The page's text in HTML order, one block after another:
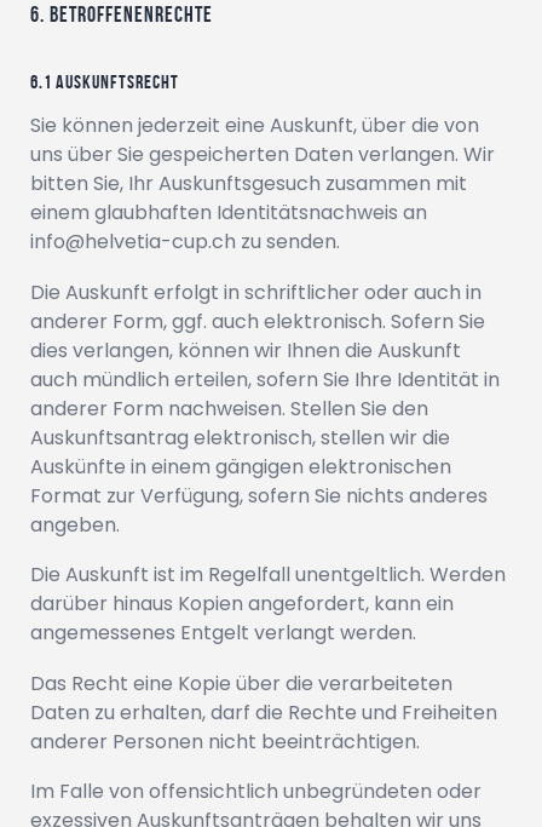
Betroffenenrechte
Auskunftsrecht
Sie können jederzeit eine Auskunft, über die von
uns über Sie gespeicherten Daten verlangen. Wir
bitten Sie, Ihr Auskunftsgesuch zusammen mit
einem glaubhaften Identitätsnachweis an
info@helvetia-cup.ch zu senden.
Die Auskunft erfolgt in schriftlicher oder auch in
anderer Form, ggf. auch elektronisch. Sofern Sie
dies verlangen, können wir Ihnen die Auskunft
auch mündlich erteilen, sofern Sie Ihre Identität in
anderer Form nachweisen. Stellen Sie den
Auskunftsantrag elektronisch, stellen wir die
Auskünfte in einem gängigen elektronischen
Format zur Verfügung, sofern Sie nichts anderes
angeben.
Die Auskunft ist im Regelfall unentgeltlich. Werden
darüber hinaus Kopien angefordert, kann ein
angemessenes Entgelt verlangt werden.
Das Recht eine Kopie über die verarbeiteten
Daten zu erhalten, darf die Rechte und Freiheiten
anderer Personen nicht beeinträchtigen.
Im Falle von offensichtlich unbegründeten oder
exzessiven Auskunftsanträgen behalten wir uns